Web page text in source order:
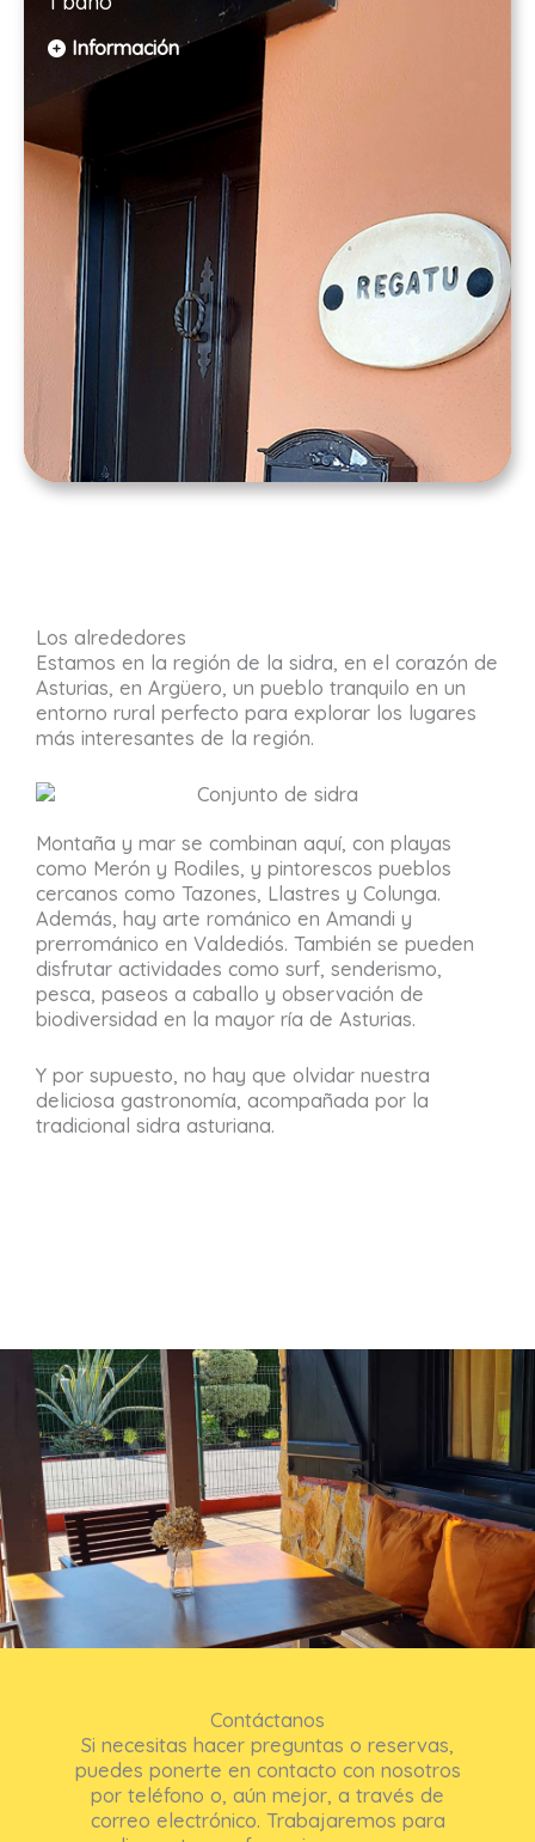
Información
Los alrededores
Estamos en la región de la sidra, en el corazón de
Asturias, en Argüero, un pueblo tranquilo en un
entorno rural perfecto para explorar los lugares
más interesantes de la región.
Montaña y mar se combinan aquí, con playas
como Merón y Rodiles, y pintorescos pueblos
cercanos como Tazones, Llastres y Colunga.
Además, hay arte románico en Amandi y
prerrománico en Valdediós. También se pueden
disfrutar actividades como surf, senderismo,
pesca, paseos a caballo y observación de
biodiversidad en la mayor ría de Asturias.
Y por supuesto, no hay que olvidar nuestra
deliciosa gastronomía, acompañada por la
tradicional sidra asturiana.
Contáctanos
Si necesitas hacer preguntas o reservas,
puedes ponerte en contacto con nosotros
por teléfono o, aún mejor, a través de
correo electrónico. Trabajaremos para